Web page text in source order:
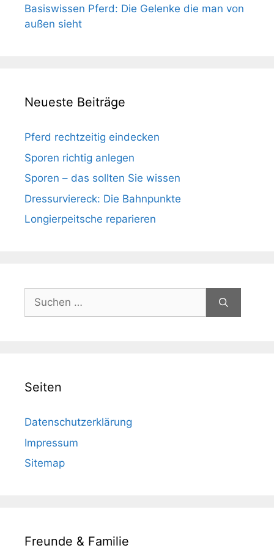
Basiswissen Pferd: Die Gelenke die man von
außen sieht
Neueste Beiträge
Pferd rechtzeitig eindecken
Sporen richtig anlegen
Sporen – das sollten Sie wissen
Dressurviereck: Die Bahnpunkte
Longierpeitsche reparieren
Suchen
nach:
Seiten
Datenschutzerklärung
Impressum
Sitemap
Freunde & Familie